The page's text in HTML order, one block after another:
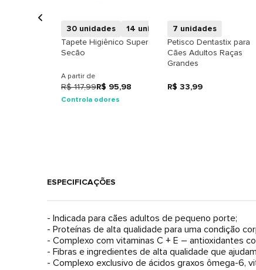
30 unidades
14 unidades
Tapete Higiênico Super
Secão
A partir de
R$ 117,99R$ 95,98
Controla odores
7 unidades
Petisco Dentastix para
Cães Adultos Raças
Grandes
R$ 33,99
ESPECIFICAÇÕES
- Indicada para cães adultos de pequeno porte;
- Proteínas de alta qualidade para uma condição
- Complexo com vitaminas C + E – antioxidantes
- Fibras e ingredientes de alta qualidade que
- Complexo exclusivo de ácidos graxos ômega-6,